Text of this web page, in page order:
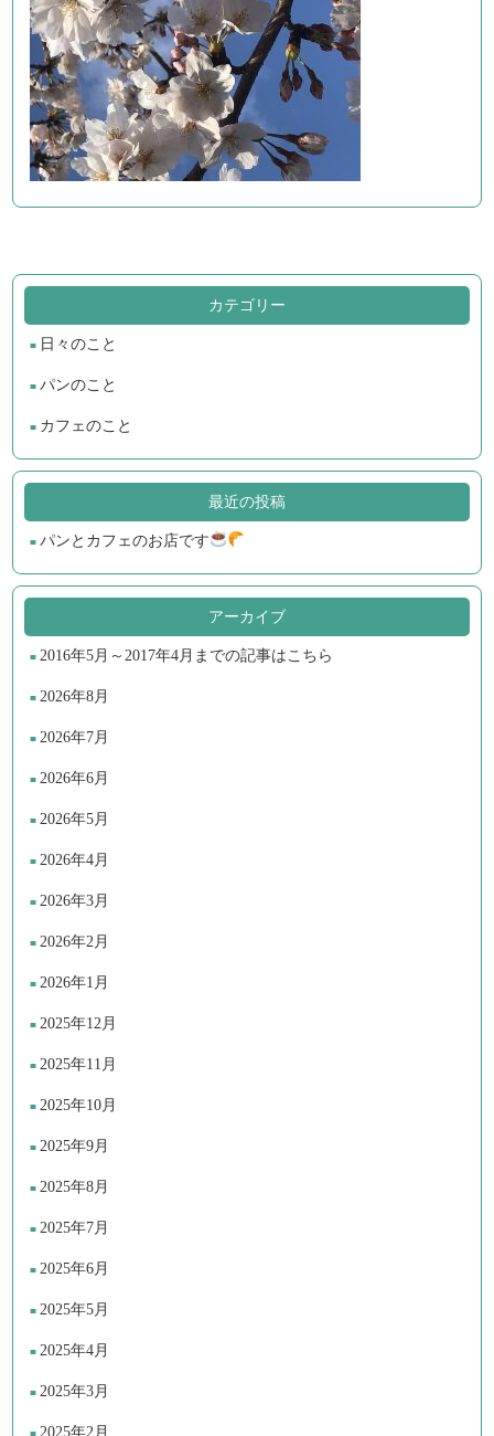
カテゴリー
日々のこと
パンのこと
カフェのこと
最近の投稿
パンとカフェのお店です
アーカイブ
2016年5月～2017年4月までの記事はこちら
2026年8月
2026年7月
2026年6月
2026年5月
2026年4月
2026年3月
2026年2月
2026年1月
2025年12月
2025年11月
2025年10月
2025年9月
2025年8月
2025年7月
2025年6月
2025年5月
2025年4月
2025年3月
2025年2月